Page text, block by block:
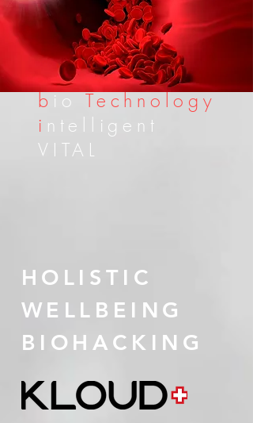
bioTechnology
i ntelligent
VITAL
HOLISTIC
WELLBEING
BIOHACKING